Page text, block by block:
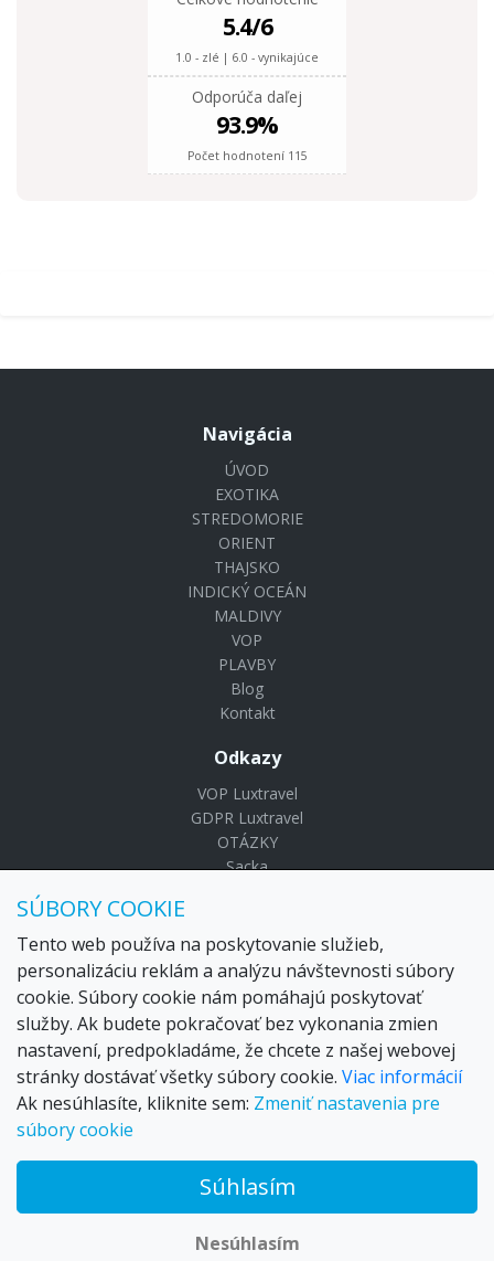
5.4/6
1.0 - zlé | 6.0 - vynikajúce
Odporúča daľej
93.9%
Počet hodnotení 115
Navigácia
ÚVOD
EXOTIKA
STREDOMORIE
ORIENT
THAJSKO
INDICKÝ OCEÁN
MALDIVY
VOP
PLAVBY
Blog
Kontakt
Odkazy
VOP Luxtravel
GDPR Luxtravel
OTÁZKY
Sacka
Luxtravel s.r.o.
Komenského 485/24
Dunajská Streda 92901
Otváracie hodiny :Pondelok - Piatok 09:00-17:00
SÚBORY COOKIE
Tento web používa na poskytovanie služieb,
personalizáciu reklám a analýzu návštevnosti súbory
cookie. Súbory cookie nám pomáhajú poskytovať
služby. Ak budete pokračovať bez vykonania zmien
nastavení, predpokladáme, že chcete z našej webovej
stránky dostávať všetky súbory cookie. Viac informácií
Ak nesúhlasíte, kliknite sem: Zmeniť nastavenia pre
súbory cookie
Súhlasím
Nesúhlasím